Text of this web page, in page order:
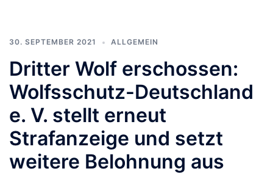
30. SEPTEMBER 2021 ALLGEMEIN
Dritter Wolf erschossen:
Wolfsschutz-Deutschland
e. V. stellt erneut
Strafanzeige und setzt
weitere Belohnung aus